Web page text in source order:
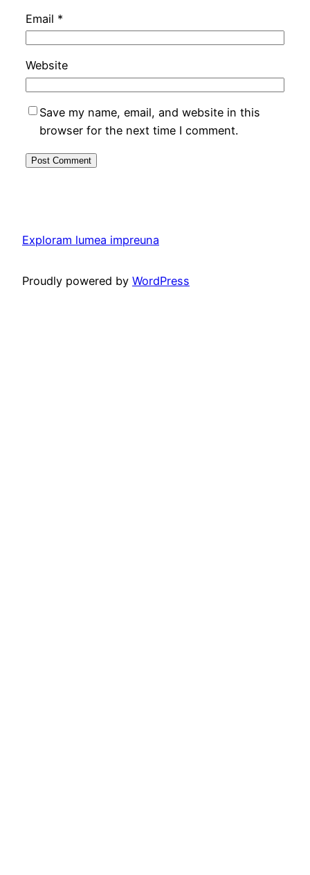
Email *
Website
Save my name, email, and website in this
browser for the next time I comment.
Exploram lumea impreuna
Proudly powered by WordPress